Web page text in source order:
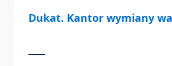
Dukat. Kantor wymiany